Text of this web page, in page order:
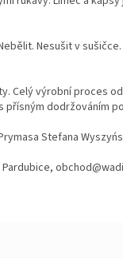
Nesušit v
Celý výrobní proces
dodržováním
Stefana
Pardubice,